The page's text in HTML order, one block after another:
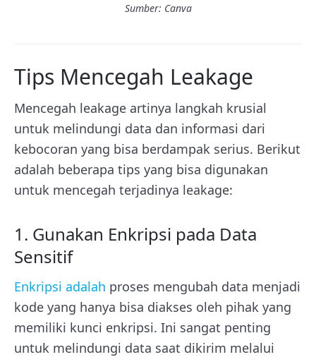
Sumber: Canva
Tips Mencegah Leakage
Mencegah leakage artinya langkah krusial
untuk melindungi data dan informasi dari
kebocoran yang bisa berdampak serius. Berikut
adalah beberapa tips yang bisa digunakan
untuk mencegah terjadinya leakage:
1. Gunakan Enkripsi pada Data
Sensitif
Enkripsi adalah proses mengubah data menjadi
kode yang hanya bisa diakses oleh pihak yang
memiliki kunci enkripsi. Ini sangat penting
untuk melindungi data saat dikirim melalui